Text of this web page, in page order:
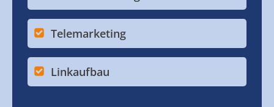
Telemarketing
Linkaufbau